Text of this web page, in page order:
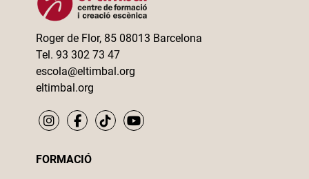
Roger de Flor, 85 08013 Barcelona
Tel. 93 302 73 47
escola@eltimbal.org
eltimbal.org
FORMACIÓ